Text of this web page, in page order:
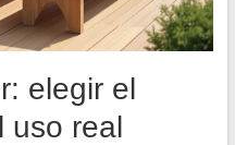
elegir el
uso real